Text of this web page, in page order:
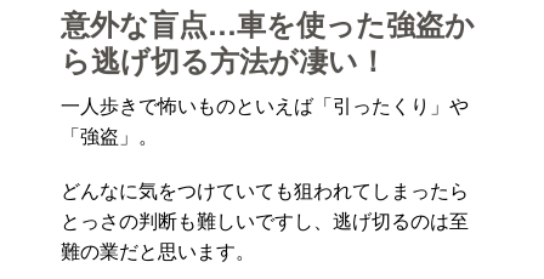
意外な盲点…車を使った強盗か
ら逃げ切る方法が凄い！
一人歩きで怖いものといえば「引ったくり」や
「強盗」。
どんなに気をつけていても狙われてしまったら
とっさの判断も難しいですし、逃げ切るのは至
難の業だと思います。